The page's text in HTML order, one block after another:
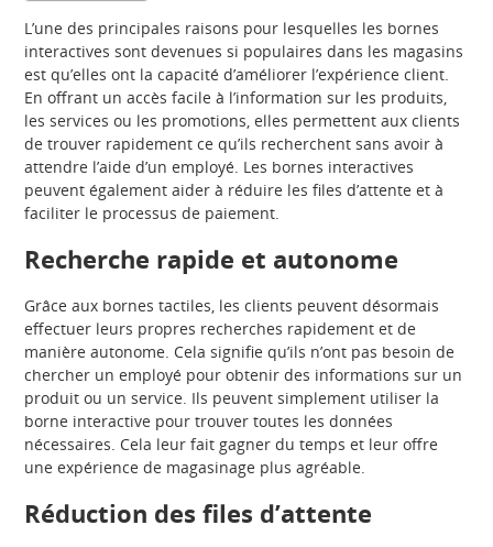
L’une des principales raisons pour lesquelles les bornes
interactives sont devenues si populaires dans les magasins
est qu’elles ont la capacité d’améliorer l’expérience client.
En offrant un accès facile à l’information sur les produits,
les services ou les promotions, elles permettent aux clients
de trouver rapidement ce qu’ils recherchent sans avoir à
attendre l’aide d’un employé. Les bornes interactives
peuvent également aider à réduire les files d’attente et à
faciliter le processus de paiement.
Recherche rapide et autonome
Grâce aux bornes tactiles, les clients peuvent désormais
effectuer leurs propres recherches rapidement et de
manière autonome. Cela signifie qu’ils n’ont pas besoin de
chercher un employé pour obtenir des informations sur un
produit ou un service. Ils peuvent simplement utiliser la
borne interactive pour trouver toutes les données
nécessaires. Cela leur fait gagner du temps et leur offre
une expérience de magasinage plus agréable.
Réduction des files d’attente